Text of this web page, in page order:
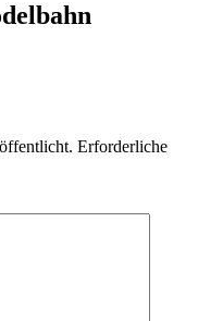
Erforderliche